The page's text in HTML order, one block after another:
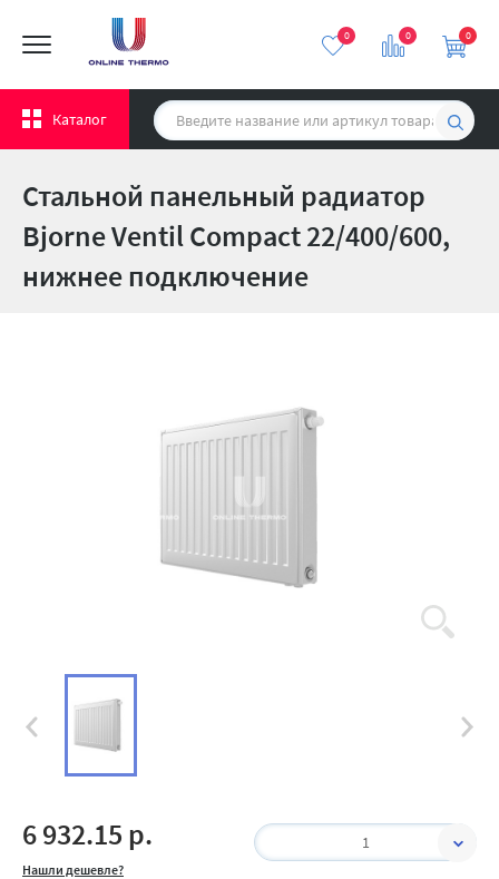
0 0
Каталог
0
Стальной панельный радиатор
Bjorne Ventil Compact 22/400/600,
нижнее подключение
6 932.15 р.
Нашли дешевле?
1